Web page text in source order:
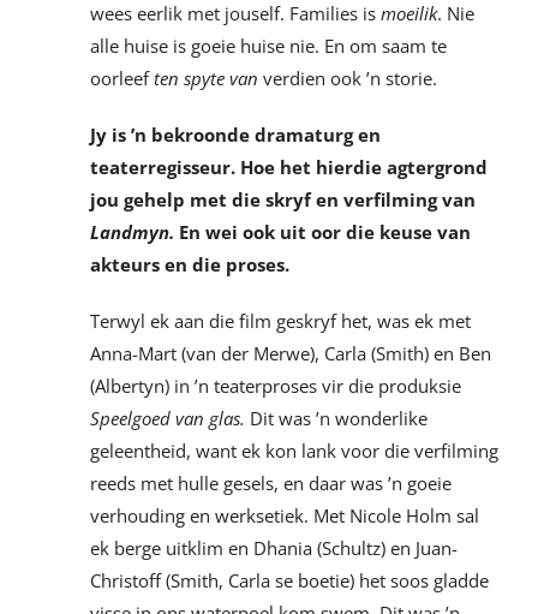
wees eerlik met jouself. Families is moeilik. Nie
alle huise is goeie huise nie. En om saam te
oorleeften spyte van verdien ook ’n storie.
Jy is ’n bekroonde dramaturg en
teaterregisseur. Hoe het hierdie agtergrond
jou gehelp met die skryf en verfilming van
Landmyn. En wei ook uit oor die keuse van
akteurs en die proses.
Terwyl ek aan die film geskryf het, was ek met
Anna-Mart (van der Merwe), Carla (Smith) en Ben
(Albertyn) in ’n teaterproses vir die produksie
Speelgoed van glas. Dit was ’n wonderlike
geleentheid, want ek kon lank voor die verfilming
reeds met hulle gesels, en daar was ’n goeie
verhouding en werksetiek. Met Nicole Holm sal
ek berge uitklim en Dhania (Schultz) en Juan-
Christoff (Smith, Carla se boetie) het soos gladde